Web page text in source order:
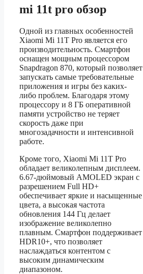
mi 11t pro обзор
Одной из главных особенностей
Xiaomi Mi 11T Pro является его
производительность. Смартфон
оснащен мощным процессором
Snapdragon 870, который позволяет
запускать самые требовательные
приложения и игры без каких-
либо проблем. Благодаря этому
процессору и 8 ГБ оперативной
памяти устройство не теряет
скорость даже при
многозадачности и интенсивной
работе.
Кроме того, Xiaomi Mi 11T Pro
обладает великолепным дисплеем.
6.67-дюймовый AMOLED экран с
разрешением Full HD+
обеспечивает яркие и насыщенные
цвета, а высокая частота
обновления 144 Гц делает
изображение великолепно
плавным. Смартфон поддерживает
HDR10+, что позволяет
наслаждаться контентом с
высоким динамическим
диапазоном.